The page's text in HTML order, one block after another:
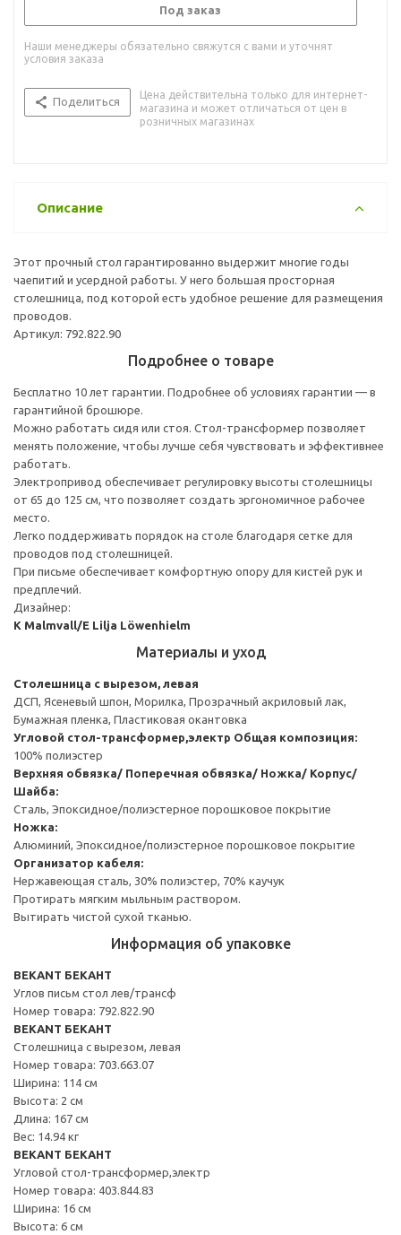
Под заказ
Наши менеджеры обязательно свяжутся с вами и уточнят
условия заказа
Поделиться
Цена действительна только для интернет-
магазина и может отличаться от цен в
розничных магазинах
Описание
Этот прочный стол гарантированно выдержит многие годы
чаепитий и усердной работы. У него большая просторная
столешница, под которой есть удобное решение для размещения
проводов.
Артикул: 792.822.90
Подробнее о товаре
Бесплатно 10 лет гарантии. Подробнее об условиях гарантии — в
гарантийной брошюре.
Можно работать сидя или стоя. Стол-трансформер позволяет
менять положение, чтобы лучше себя чувствовать и эффективнее
работать.
Электропривод обеспечивает регулировку высоты столешницы
от 65 до 125 см, что позволяет создать эргономичное рабочее
место.
Легко поддерживать порядок на столе благодаря сетке для
проводов под столешницей.
При письме обеспечивает комфортную опору для кистей рук и
предплечий.
Дизайнер:
K Malmvall/E Lilja Löwenhielm
Материалы и уход
Столешница с вырезом, левая
ДСП, Ясеневый шпон, Морилка, Прозрачный акриловый лак,
Бумажная пленка, Пластиковая окантовка
Угловой стол-трансформер,электр Общая композиция:
100% полиэстер
Верхняя обвязка/ Поперечная обвязка/ Ножка/ Корпус/
Шайба:
Сталь, Эпоксидное/полиэстерное порошковое покрытие
Ножка:
Алюминий, Эпоксидное/полиэстерное порошковое покрытие
Организатор кабеля:
Нержавеющая сталь, 30% полиэстер, 70% каучук
Протирать мягким мыльным раствором.
Вытирать чистой сухой тканью.
Информация об упаковке
BEKANT БЕКАНТ
Углов письм стол лев/трансф
Номер товара: 792.822.90
BEKANT БЕКАНТ
Столешница с вырезом, левая
Номер товара: 703.663.07
Ширина: 114 см
Высота: 2 см
Длина: 167 см
Вес: 14.94 кг
BEKANT БЕКАНТ
Угловой стол-трансформер,электр
Номер товара: 403.844.83
Ширина: 16 см
Высота: 6 см